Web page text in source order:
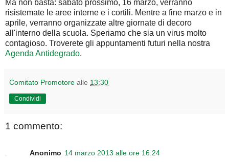
Ma non basta: sabato prossimo, 16 marzo, verranno
risistemate le aree interne e i cortili. Mentre a fine marzo e in
aprile, verranno organizzate altre giornate di decoro
all'interno della scuola. Speriamo che sia un virus molto
contagioso. Troverete gli appuntamenti futuri nella nostra
Agenda Antidegrado.
Comitato Promotore alle 13:30
Condividi
1 commento:
Anonimo 14 marzo 2013 alle ore 16:24